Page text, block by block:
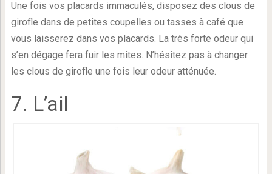
Une fois vos placards immaculés, disposez des clous de
girofle dans de petites coupelles ou tasses à café que
vous laisserez dans vos placards. La très forte odeur qui
s’en dégage fera fuir les mites. N’hésitez pas à changer
les clous de girofle une fois leur odeur atténuée.
7. L’ail